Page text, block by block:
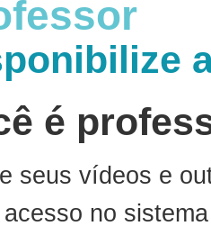
é
seus vídeos e
no